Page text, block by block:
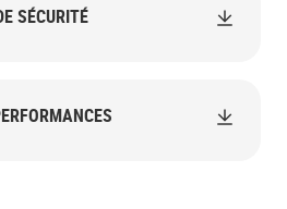
SÉCURITÉ